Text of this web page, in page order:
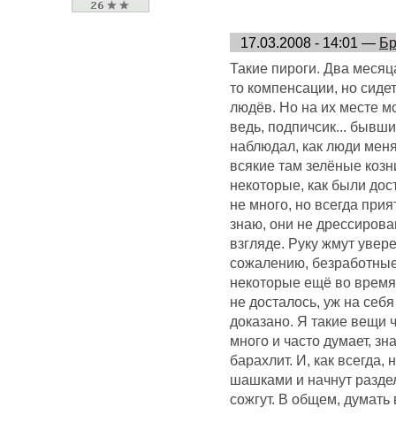
17.03.2008 - 14:01 —
Такие пироги. Два
то компенсации, но
людёв. Но на их месте
ведь, подпичсик...
наблюдал, как люди
всякие там зелёные
некоторые, как были
не много, но всегда
знаю, они не
взгляде. Руку жмут
сожалению,
некоторые ещё во
не досталось, уж на
доказано. Я такие вещи
много и часто думает,
барахлит. И, как всегда,
шашками и начнут
сожгут. В общем, думать